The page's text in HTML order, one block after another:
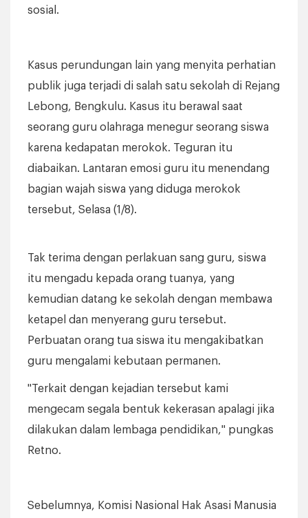
sosial.
Kasus perundungan lain yang menyita perhatian
publik juga terjadi di salah satu sekolah di Rejang
Lebong, Bengkulu. Kasus itu berawal saat
seorang guru olahraga menegur seorang siswa
karena kedapatan merokok. Teguran itu
diabaikan. Lantaran emosi guru itu menendang
bagian wajah siswa yang diduga merokok
tersebut, Selasa (1/8).
Tak terima dengan perlakuan sang guru, siswa
itu mengadu kepada orang tuanya, yang
kemudian datang ke sekolah dengan membawa
ketapel dan menyerang guru tersebut.
Perbuatan orang tua siswa itu mengakibatkan
guru mengalami kebutaan permanen.
"Terkait dengan kejadian tersebut kami
mengecam segala bentuk kekerasan apalagi jika
dilakukan dalam lembaga pendidikan," pungkas
Retno.
Sebelumnya, Komisi Nasional Hak Asasi Manusia